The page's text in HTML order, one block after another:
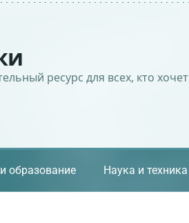
ресурс для всех, кто хочет
образование Наука и техника